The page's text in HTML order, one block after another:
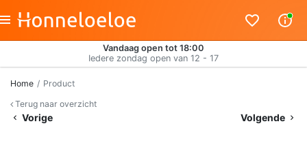
Vandaag open tot 18:00
Iedere zondag open van 12 - 17
Home
Product
Terug naar overzicht
Vorige Volgende